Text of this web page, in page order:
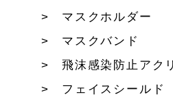
マスクホルダー
マスクバンド
飛沫感染防止アク
フェイスシールド